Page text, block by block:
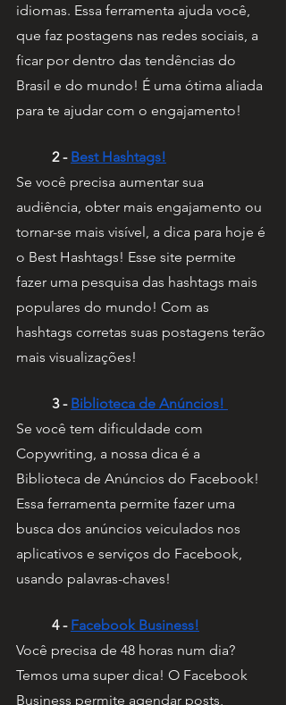
idiomas. Essa ferramenta ajuda você,
que faz postagens nas redes sociais, a
ficar por dentro das tendências do
Brasil e do mundo! É uma ótima aliada
para te ajudar com o engajamento!
2 - Best Hashtags!
Se você precisa aumentar sua
audiência, obter mais engajamento ou
tornar-se mais visível, a dica para hoje é
o Best Hashtags! Esse site permite
fazer uma pesquisa das hashtags mais
populares do mundo! Com as
hashtags corretas suas postagens terão
mais visualizações!
3 - Biblioteca de Anúncios!
Se você tem dificuldade com
Copywriting, a nossa dica é a
Biblioteca de Anúncios do Facebook!
Essa ferramenta permite fazer uma
busca dos anúncios veiculados nos
aplicativos e serviços do Facebook,
usando palavras-chaves!
4 - Facebook Business!
Você precisa de 48 horas num dia?
Temos uma super dica! O Facebook
Business permite agendar posts,